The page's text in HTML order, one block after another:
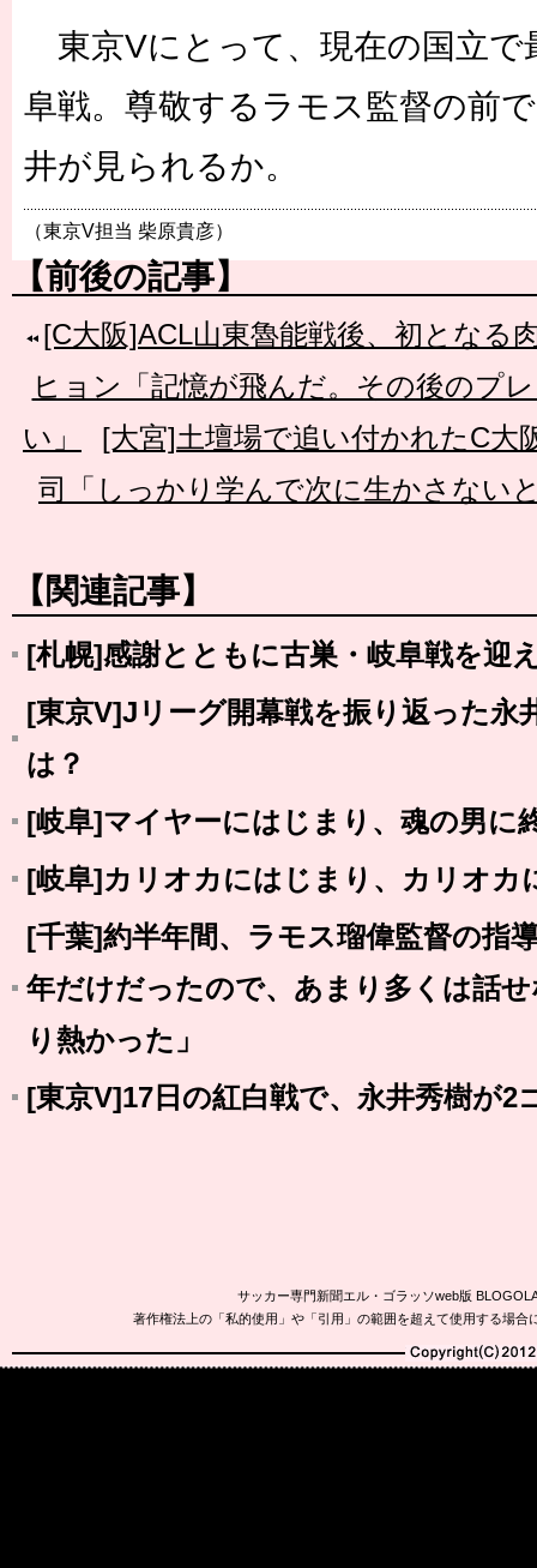
東京Vにとって、現在の国立で
阜戦。尊敬するラモス監督の前
井が見られるか。
（東京V担当 柴原貴彦）
【前後の記事】
[C大阪]ACL山東魯能戦後、初となる
ヒョン「記憶が飛んだ。その後のプ
い」
[大宮]土壇場で追い付かれたC大
司「しっかり学んで次に生かさない
【関連記事】
[札幌]感謝とともに古巣・岐阜戦を迎
[東京V]Jリーグ開幕戦を振り返った永
は？
[岐阜]マイヤーにはじまり、魂の男に
[岐阜]カリオカにはじまり、カリオカ
[千葉]約半年間、ラモス瑠偉監督の指
年だけだったので、あまり多くは話
り熱かった」
[東京V]17日の紅白戦で、永井秀樹が2
サッカー専門新聞エル・ゴラッソweb版
著作権法上の「私的使用」や「引用」の範囲を超えて使用する場
Copyright(C)2010-